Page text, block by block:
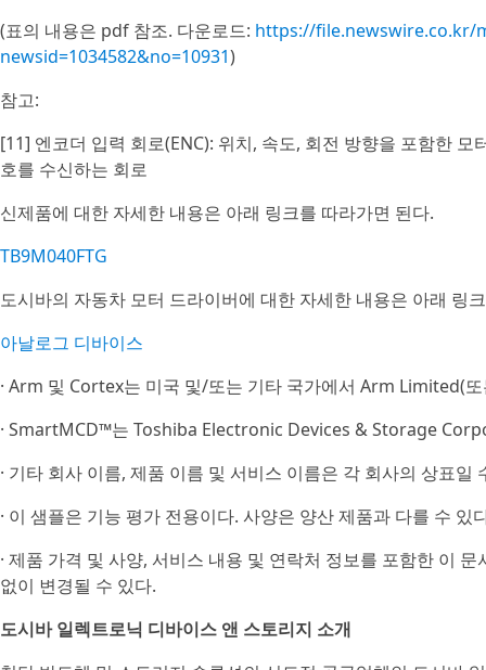
(표의 내용은 pdf 참조. 다운로드: https://file.newswire.co.kr/
newsid=1034582&no=10931)
참고:
[11] 엔코더 입력 회로(ENC): 위치, 속도, 회전 방향을 포함한
호를 수신하는 회로
신제품에 대한 자세한 내용은 아래 링크를 따라가면 된다.
TB9M040FTG
도시바의 자동차 모터 드라이버에 대한 자세한 내용은 아래 링
아날로그 디바이스
· Arm 및 Cortex는 미국 및/또는 기타 국가에서 Arm Limited(
· SmartMCD™는 Toshiba Electronic Devices & Storage
· 기타 회사 이름, 제품 이름 및 서비스 이름은 각 회사의 상표일
· 이 샘플은 기능 평가 전용이다. 사양은 양산 제품과 다를 수 있
· 제품 가격 및 사양, 서비스 내용 및 연락처 정보를 포함한 이
없이 변경될 수 있다.
도시바 일렉트로닉 디바이스 앤 스토리지 소개